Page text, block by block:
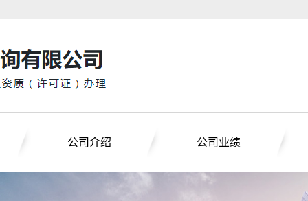
公司介绍 公司业绩